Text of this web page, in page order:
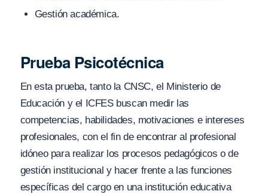
Gestión académica.
Prueba Psicotécnica
En esta prueba, tanto la CNSC, el Ministerio de
Educación y el ICFES buscan medir las
competencias, habilidades, motivaciones e intereses
profesionales, con el fin de encontrar al profesional
idóneo para realizar los procesos pedagógicos o de
gestión institucional y hacer frente a las funciones
específicas del cargo en una institución educativa